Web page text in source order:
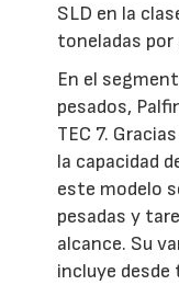
SLD en la
toneladas
En el
pesados,
TEC 7.
la capacidad
este modelo
pesadas y
alcance. Su
incluye